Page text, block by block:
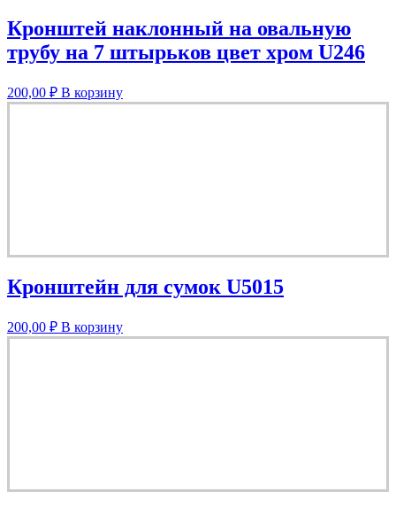
Кронштей наклонный на овальную
трубу на 7 штырьков цвет хром U246
200,00 ₽ В корзину
Кронштейн для сумок U5015
200,00 ₽ В корзину